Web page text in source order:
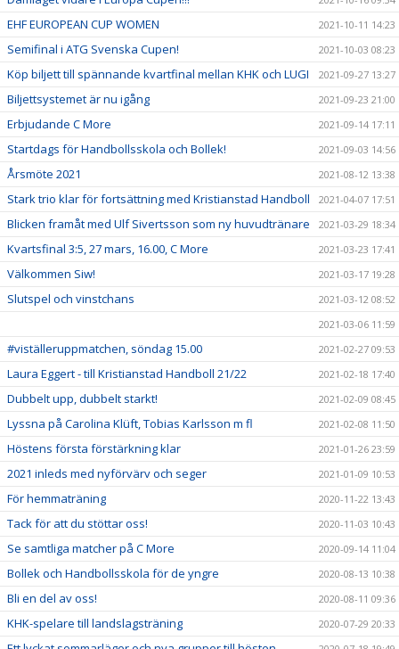
EHF EUROPEAN CUP WOMEN 2021-10-11 14:23
Semifinal i ATG Svenska Cupen! 2021-10-03 08:23
Köp biljett till spännande kvartfinal mellan KHK och LUGI 2021-09-27 13:27
Biljettsystemet är nu igång 2021-09-23 21:00
Erbjudande C More 2021-09-14 17:11
Startdags för Handbollsskola och Bollek! 2021-09-03 14:56
Årsmöte 2021 2021-08-12 13:38
Stark trio klar för fortsättning med Kristianstad Handboll 2021-04-07 17:51
Blicken framåt med Ulf Sivertsson som ny huvudtränare 2021-03-29 18:34
Kvartsfinal 3:5, 27 mars, 16.00, C More 2021-03-23 17:41
Välkommen Siw! 2021-03-17 19:28
Slutspel och vinstchans
2021-03-12 08:52
2021-03-06 11:59
#viställeruppmatchen, söndag 15.00 2021-02-27 09:53
Laura Eggert - till Kristianstad Handboll 21/22 2021-02-18 17:40
Dubbelt upp, dubbelt starkt! 2021-02-09 08:45
Lyssna på Carolina Klüft, Tobias Karlsson m fl 2021-02-08 11:50
Höstens första förstärkning klar 2021-01-26 23:59
2021 inleds med nyförvärv och seger 2021-01-09 10:53
För hemmaträning 2020-11-22 13:43
Tack för att du stöttar oss! 2020-11-03 10:43
Se samtliga matcher på C More 2020-09-14 11:04
Bollek och Handbollsskola för de yngre 2020-08-13 10:38
Bli en del av oss! 2020-08-11 09:36
KHK-spelare till landslagsträning 2020-07-29 20:33